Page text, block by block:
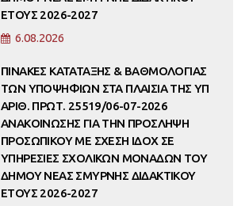
ΕΤΟΥΣ 2026-2027
6.08.2026
ΠΙΝΑΚΕΣ ΚΑΤΑΤΑΞΗΣ & ΒΑΘΜΟΛΟΓΙΑΣ
ΤΩΝ ΥΠΟΨΗΦΙΩΝ ΣΤΑ ΠΛΑΙΣΙΑ ΤΗΣ ΥΠ
ΑΡΙΘ. ΠΡΩΤ. 25519/06-07-2026
ΑΝΑΚΟΙΝΩΣΗΣ ΓΙΑ ΤΗΝ ΠΡΟΣΛΗΨΗ
ΠΡΟΣΩΠΙΚΟΥ ΜΕ ΣΧΕΣΗ ΙΔΟΧ ΣΕ
ΥΠΗΡΕΣΙΕΣ ΣΧΟΛΙΚΩΝ ΜΟΝΑΔΩΝ ΤΟΥ
ΔΗΜΟΥ ΝΕΑΣ ΣΜΥΡΝΗΣ ΔΙΔΑΚΤΙΚΟΥ
ΕΤΟΥΣ 2026-2027